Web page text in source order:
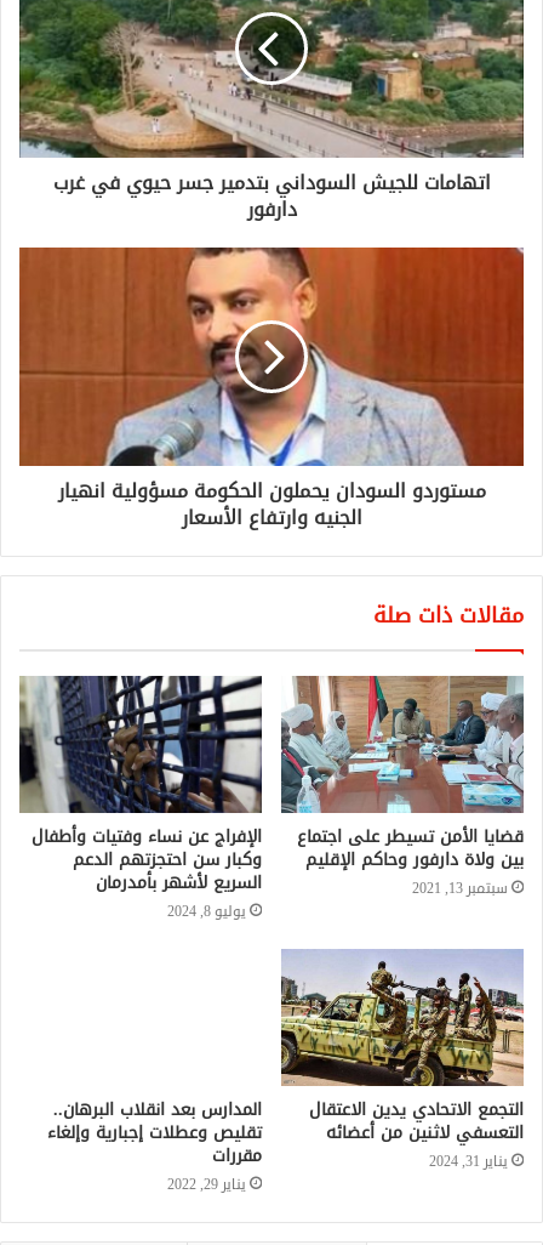
اتهامات للجيش السوداني بتدمير جسر حيوي في غرب
دارفور
مستوردو السودان يحملون الحكومة مسؤولية انهيار
الجنيه وارتفاع الأسعار
مقالات ذات صلة
قضايا الأمن تسيطر على اجتماع
بين ولاة دارفور وحاكم الإقليم
سبتمبر 13, 2021
الإفراج عن نساء وفتيات وأطفال
وكبار سن احتجزتهم الدعم
السريع لأشهر بأمدرمان
يوليو 8, 2024
التجمع الاتحادي يدين الاعتقال
التعسفي لاثنين من أعضائه
يناير 31, 2024
المدارس بعد انقلاب البرهان..
تقليص وعطلات إجبارية وإلغاء
مقررات
يناير 29, 2022